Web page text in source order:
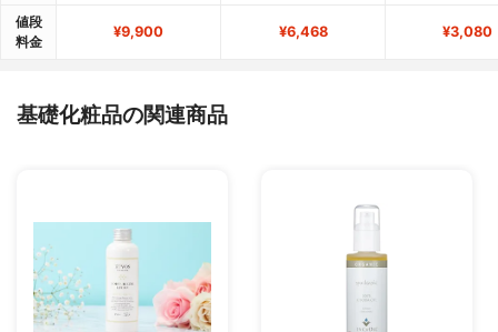
値段
料金
¥9,900 ¥6,468 ¥3,080
基礎化粧品の関連商品